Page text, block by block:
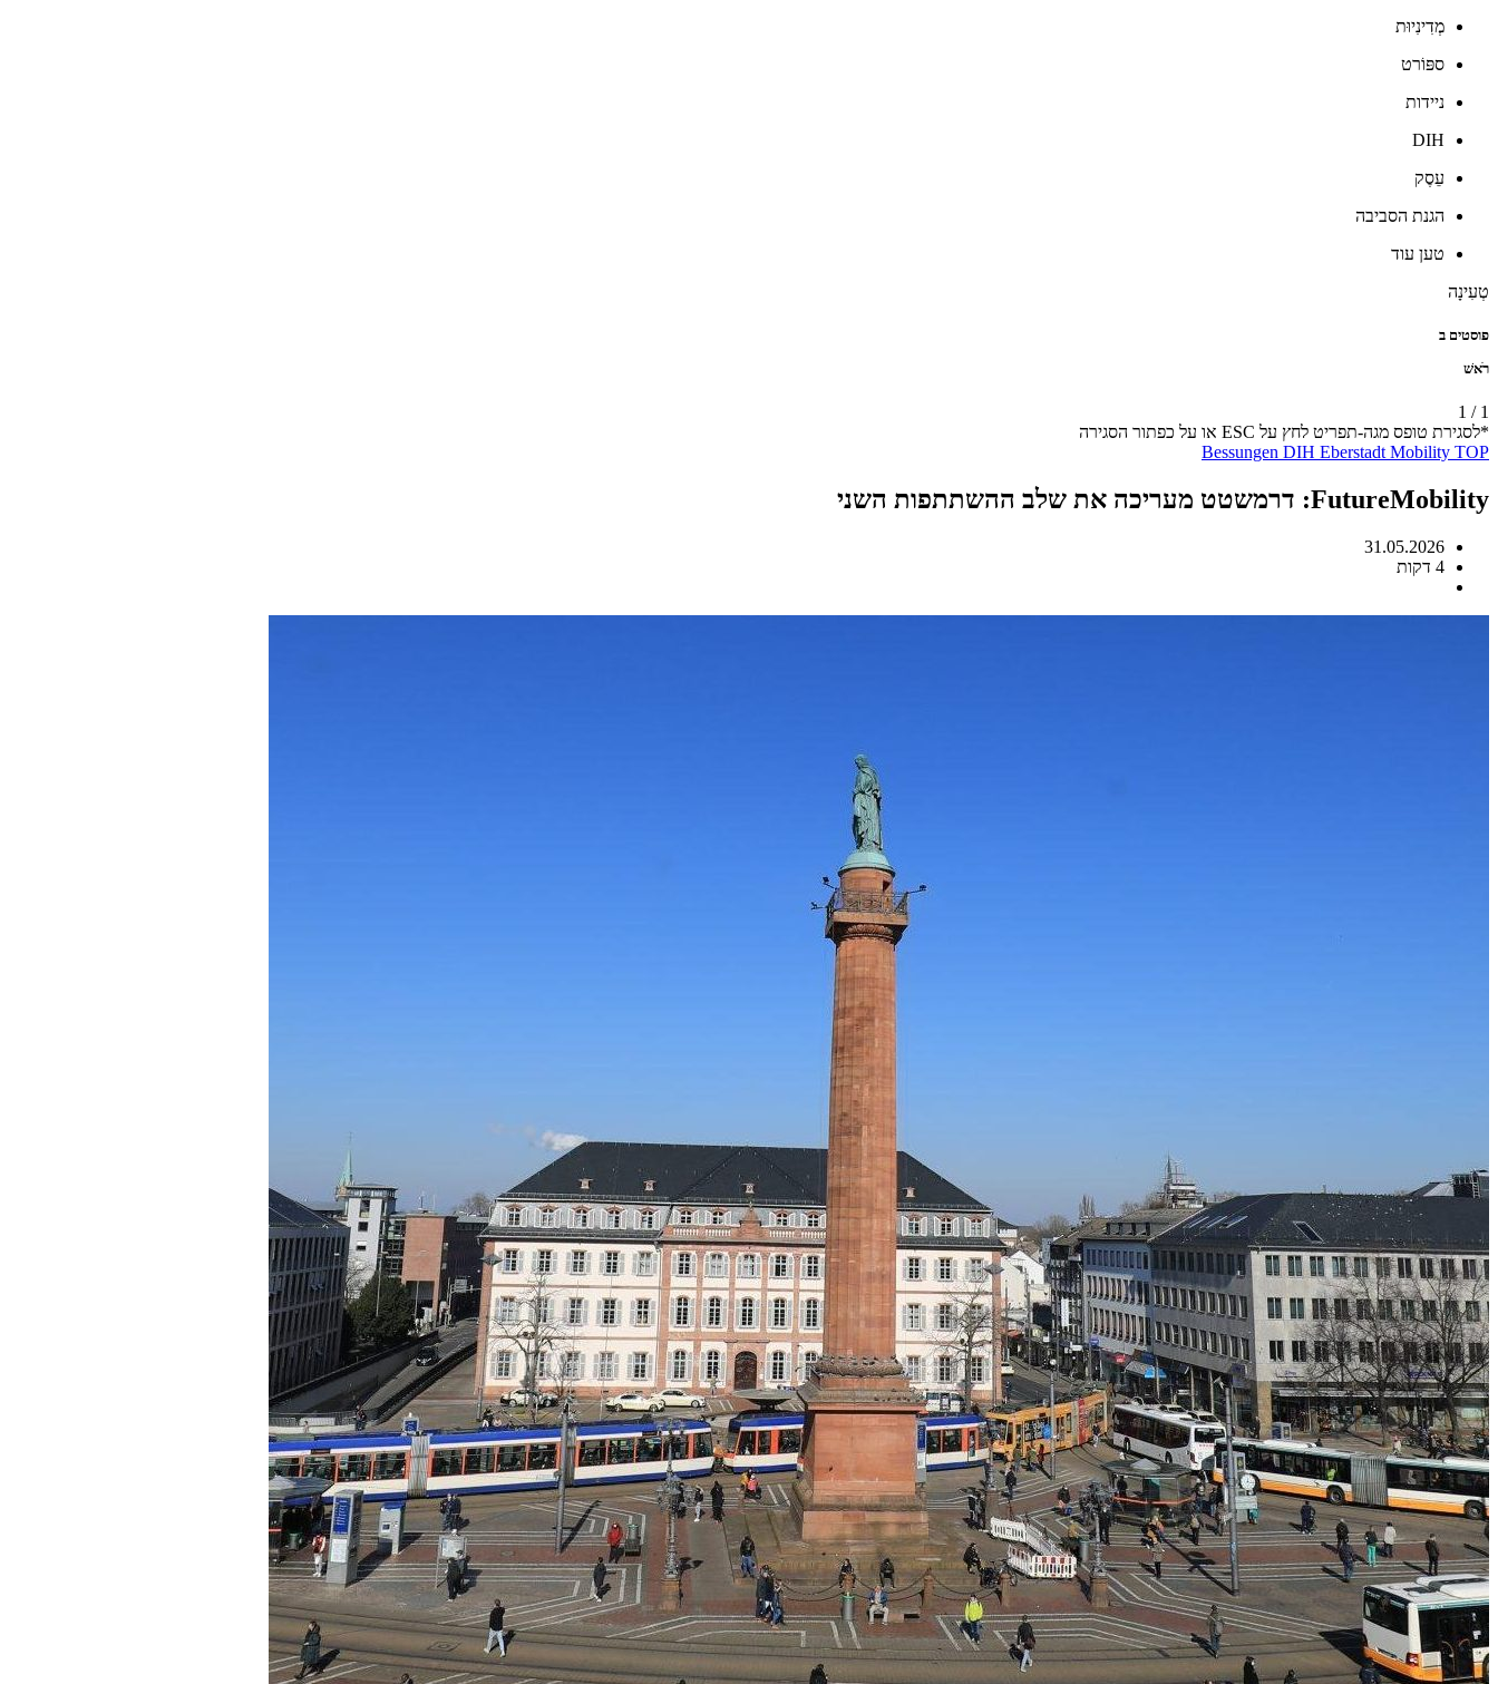
מְדִינִיוּת
ספּוֹרט
ניידות
DIH
עֵסֶק
הגנת הסביבה
טען עוד
טְעִינָה
פוסטים ב
רֹאשׁ
1
/
1
*לסגירת טופס מגה-תפריט לחץ על ESC או על כפתור הסגירה
Bessungen DIH Eberstadt Mobility TOP
FutureMobility: דרמשטט מעריכה את שלב ההשתתפות השני
31.05.2026
4 דקות